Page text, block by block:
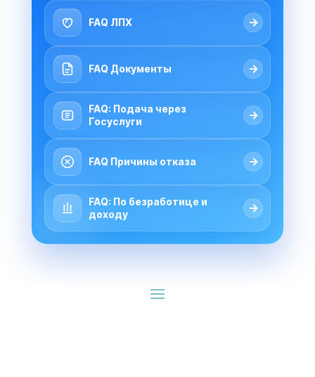
FAQ ЛПХ →
FAQ Документы →
FAQ: Подача через
Госуслуги
→
FAQ Причины отказа →
FAQ: По безработице и
доходу
→